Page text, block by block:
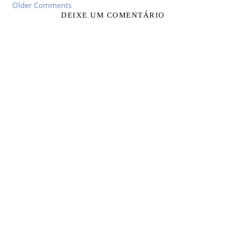
Older Comments
DEIXE UM COMENTÁRIO